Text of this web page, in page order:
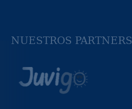
NUESTROS PARTNERS